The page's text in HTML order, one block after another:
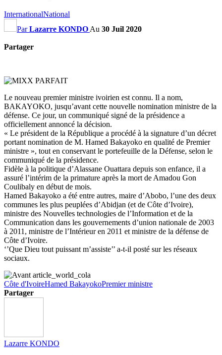
InternationalNational
ParLazarre KONDO Au 30 Juil 2020
Partager
Le nouveau premier ministre ivoirien est connu. Il a nom,
BAKAYOKO, jusqu’avant cette nouvelle nomination ministre de la
défense. Ce jour, un communiqué signé de la présidence a
officiellement annoncé la décision.
« Le président de la République a procédé à la signature d’un décret
portant nomination de M. Hamed Bakayoko en qualité de Premier
ministre », tout en conservant le portefeuille de la Défense, selon le
communiqué de la présidence.
Fidèle à la politique d’Alassane Ouattara depuis son enfance, il a
assuré l’intérim de la primature après la mort de Amadou Gon
Coulibaly en début de mois.
Hamed Bakayoko a été entre autres, maire d’Abobo, l’une des deux
communes les plus peuplées d’Abidjan (et de Côte d’Ivoire),
ministre des Nouvelles technologies de l’Information et de la
Communication dans les gouvernements d’union nationale de 2003
à 2011, ministre de l’Intérieur en 2011 et ministre de la défense de
Côte d’Ivoire.
‘’Que Dieu tout puissant m’assiste’’ a-t-il posté sur les réseaux
sociaux.
Côte d'IvoireHamed BakayokoPremier ministre
Partager
Lazarre KONDO